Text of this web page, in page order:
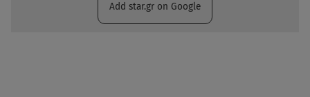
Add star.gr on Google